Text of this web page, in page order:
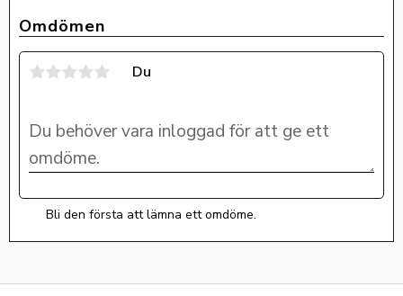
Omdömen
Du
Bli den första att lämna ett omdöme.